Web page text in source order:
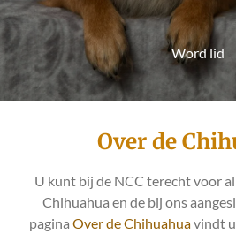
Word lid
Over de
U kunt bij de NCC terecht voor
Chihuahua en de bij ons
pagina Over de Chihuahuavindt u